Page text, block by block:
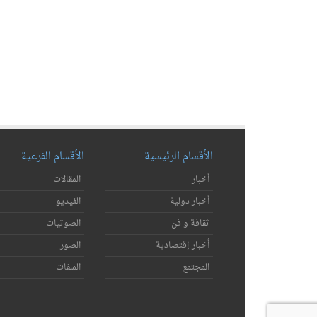
الأقسام الرئيسية
أخبار
أخبار دولية
ثقافة و فن
أخبار إقتصادية
المجتمع
الأقسام الفرعية
المقالات
الفيديو
الصوتيات
الصور
الملفات